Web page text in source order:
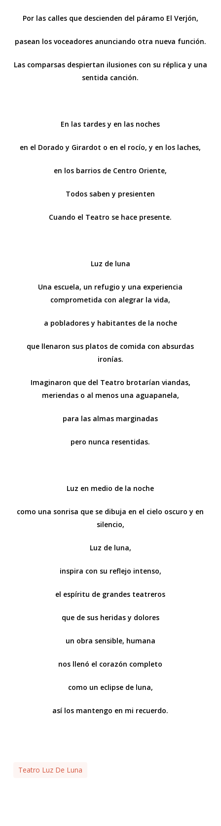
Por las calles que descienden del páramo El Verjón,
pasean los voceadores anunciando otra nueva función.
Las comparsas despiertan ilusiones con su réplica y una
sentida canción.
En las tardes y en las noches
en el Dorado y Girardot o en el rocío, y en los laches,
en los barrios de Centro Oriente,
Todos saben y presienten
Cuando el Teatro se hace presente.
Luz de luna
Una escuela, un refugio y una experiencia
comprometida con alegrar la vida,
a pobladores y habitantes de la noche
que llenaron sus platos de comida con absurdas
ironías.
Imaginaron que del Teatro brotarían viandas,
meriendas o al menos una aguapanela,
para las almas marginadas
pero nunca resentidas.
Luz en medio de la noche
como una sonrisa que se dibuja en el cielo oscuro y en
silencio,
Luz de luna,
inspira con su reflejo intenso,
el espíritu de grandes teatreros
que de sus heridas y dolores
un obra sensible, humana
nos llenó el corazón completo
como un eclipse de luna,
así los mantengo en mi recuerdo.
Teatro Luz De Luna